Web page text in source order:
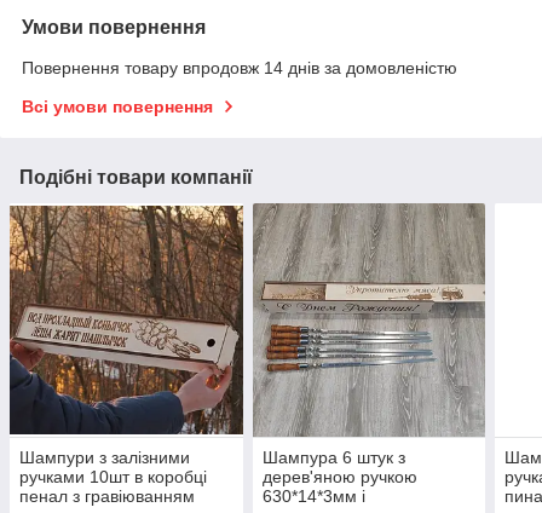
Умови повернення
Повернення товару впродовж 14 днів за домовленістю
Всі умови повернення
Подібні товари компанії
Шампури з залізними
ручками 10шт в коробці
пенал з гравіюванням
Шампура 6 штук з
дерев'яною ручкою
630*14*3мм і